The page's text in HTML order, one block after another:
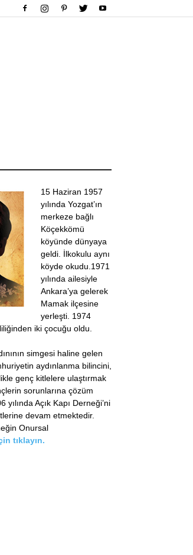
15 Haziran 1957
yılında Yozgat’ın
merkeze bağlı
Köçekkömü
köyünde dünyaya
geldi. İlkokulu aynı
köyde okudu.1971
yılında ailesiyle
Ankara’ya gelerek
Mamak ilçesine
yerleşti. 1974
iki çocuğu oldu.
simgesi haline gelen
aydınlanma bilincini,
genç kitlelere ulaştırmak
sorunlarına çözüm
yılında Açık Kapı Derneği’ni
devam etmektedir.
Onursal
tıklayın.